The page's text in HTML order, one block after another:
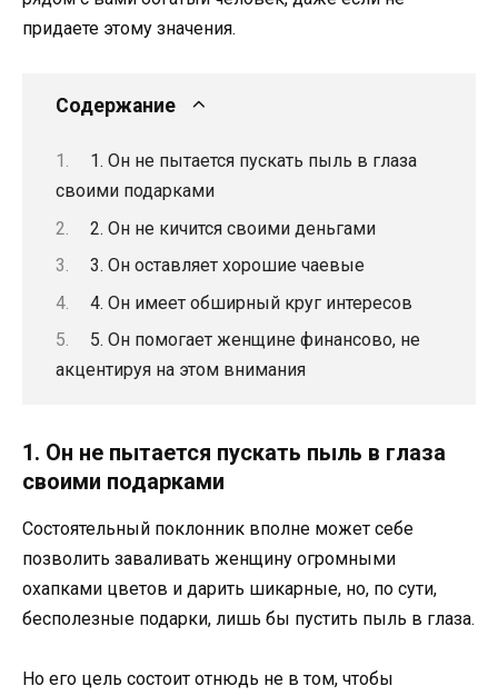
придаете этому значения.
Содержание
1. Он не пытается пускать пыль в глаза
своими подарками
2. Он не кичится своими деньгами
3. Он оставляет хорошие чаевые
4. Он имеет обширный круг интересов
5. Он помогает женщине финансово, не
акцентируя на этом внимания
1. Он не пытается пускать пыль в глаза
своими подарками
Состоятельный поклонник вполне может себе
позволить заваливать женщину огромными
охапками цветов и дарить шикарные, но, по сути,
бесполезные подарки, лишь бы пустить пыль в глаза.
Но его цель состоит отнюдь не в том, чтобы